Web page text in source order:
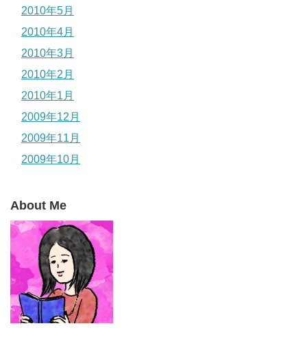
2010年5月
2010年4月
2010年3月
2010年2月
2010年1月
2009年12月
2009年11月
2009年10月
About Me